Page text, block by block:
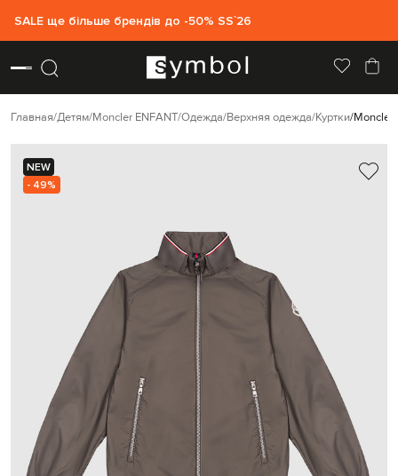
SALE ще більше брендів до -50% SS`26
Главная Детям Moncler ENFANT Одежда Верхняя одежда Куртки Moncler
NEW
- 49%